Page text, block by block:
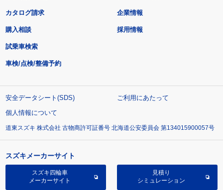
カタログ請求
購入相談
試乗車検索
車検/点検/整備予約
企業情報
採用情報
安全データシート(SDS)
ご利用にあたって
個人情報について
道東スズキ 株式会社 古物商許可証番号 北海道公安委員会 第134015900057号
スズキメーカーサイト
スズキ四輪車
メーカーサイト
見積り
シミュレーション